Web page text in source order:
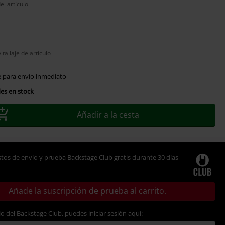
artículo
tallaje de artículo
para envío inmediato
en stock
Añadir a la cesta
de envío y prueba Backstage Club gratis durante 30 días
Añade la suscripción de prueba al carrito.
del Backstage Club, puedes iniciar sesión aquí: